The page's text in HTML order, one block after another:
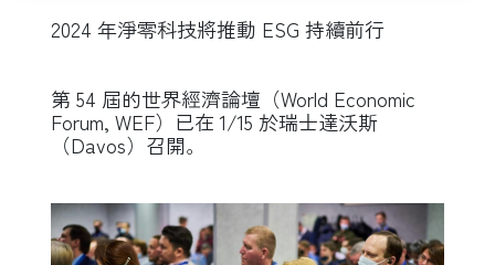
2024 年淨零科技將推動 ESG 持續前行
第 54 屆的世界經濟論壇（World Economic
Forum, WEF）已在 1/15 於瑞士達沃斯
（Davos）召開。